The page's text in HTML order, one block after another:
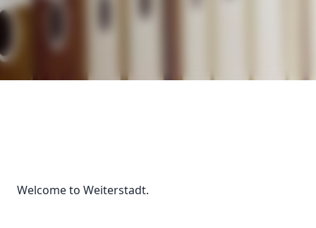
Welcome to Weiterstadt.